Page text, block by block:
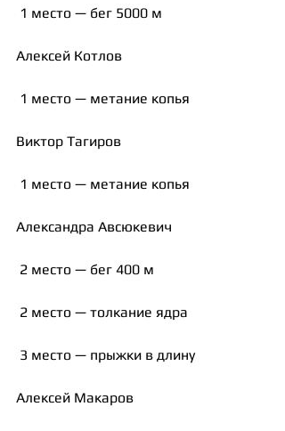
1 место — бег 5000 м
Алексей Котлов
1 место — метание копья
Виктор Тагиров
1 место — метание копья
Александра Авсюкевич
2 место — бег 400 м
2 место — толкание ядра
3 место — прыжки в длину
Алексей Макаров